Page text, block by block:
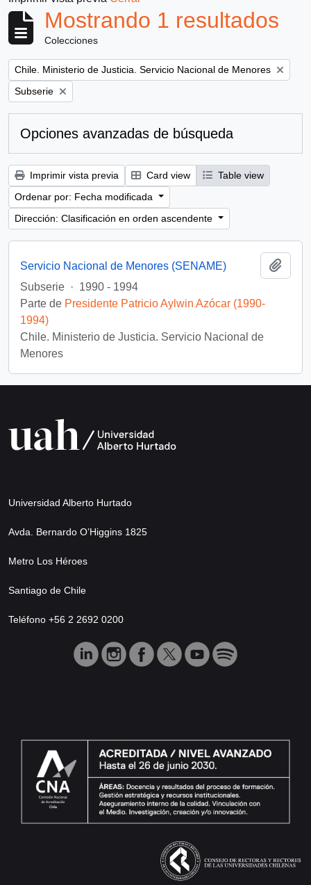
Mostrando 1 resultados
Colecciones
Remove filter:
Chile. Ministerio de Justicia. Servicio Nacional de Menores
Remove filter:
Subserie
Opciones avanzadas de búsqueda
Imprimir vista previa Card view
Table view
Ordenar por: Fecha modificada
Dirección: Clasificación en orden ascendente
Servicio Nacional de Menores (SENAME)
Subserie · 1990 - 1994
Parte de Presidente Patricio Aylwin Azócar (1990-
1994)
Chile. Ministerio de Justicia. Servicio Nacional de
Menores
Universidad Alberto Hurtado
Avda. Bernardo O’Higgins 1825
Metro Los Héroes
Santiago de Chile
Teléfono +56 2 2692 0200